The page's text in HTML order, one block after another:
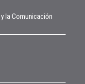
la Comunicación